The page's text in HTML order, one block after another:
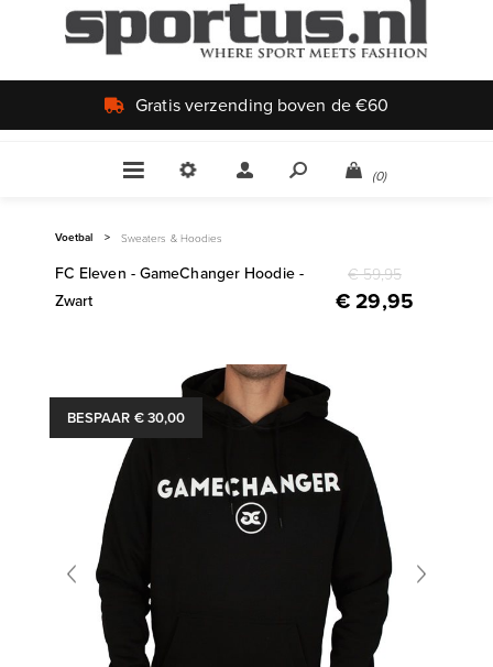
Gratis verzending boven de €60
(0)
Voetbal > Sweaters & Hoodies
FC Eleven - GameChanger Hoodie -
Zwart
€ 59,95
€ 29,95
BESPAAR € 30,00